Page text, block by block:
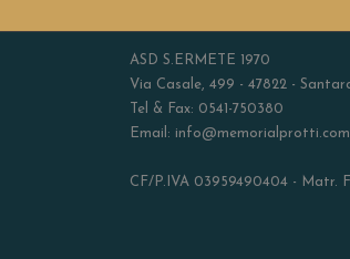
ASD S.ERMETE 1970
Via Casale, 499 - 47822 -
Tel & Fax: 0541-750380
Email: info@memorialprotti.com
CF/P.IVA 03959490404 - Matr.